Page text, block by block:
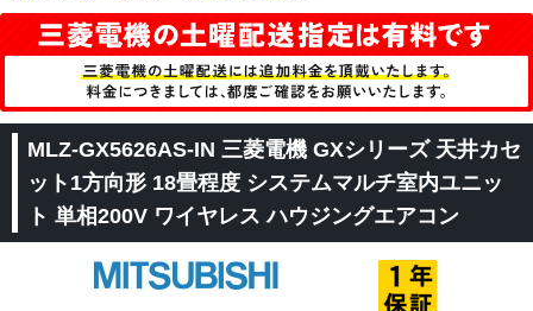
MLZ-GX5626AS-IN 三菱電機 GXシリーズ 天井カセ
ット1方向形 18畳程度 システムマルチ室内ユニッ
ト 単相200V ワイヤレス ハウジングエアコン